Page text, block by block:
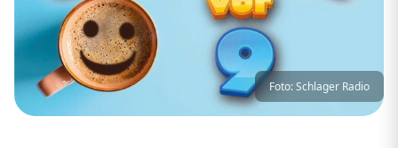
Foto: Schlager Radio